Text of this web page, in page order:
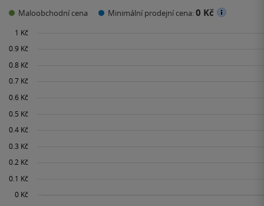
Maloobchodní cena Minimální prodejní cena:0 Kč